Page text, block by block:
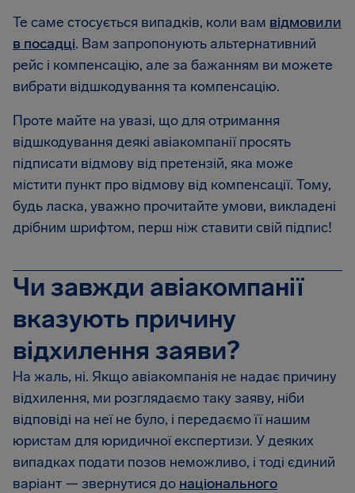
Те саме стосується випадків, коли вам відмовили
в посадці. Вам запропонують альтернативний
рейс і компенсацію, але за бажанням ви можете
вибрати відшкодування та компенсацію.
Проте майте на увазі, що для отримання
відшкодування деякі авіакомпанії просять
підписати відмову від претензій, яка може
містити пункт про відмову від компенсації. Тому,
будь ласка, уважно прочитайте умови, викладені
дрібним шрифтом, перш ніж ставити свій підпис!
Чи завжди авіакомпанії
вказують причину
відхилення заяви?
На жаль, ні. Якщо авіакомпанія не надає причину
відхилення, ми розглядаємо таку заяву, ніби
відповіді на неї не було, і передаємо її нашим
юристам для юридичної експертизи. У деяких
випадках подати позов неможливо, і тоді єдиний
варіант — звернутися до національного